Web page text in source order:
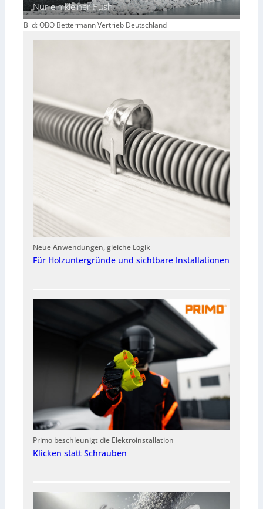
Nur ein kleiner Push
Bild: OBO Bettermann Vertrieb Deutschland
Neue Anwendungen, gleiche Logik
Für Holzuntergründe und sichtbare Installationen
Primo beschleunigt die Elektroinstallation
Klicken statt Schrauben